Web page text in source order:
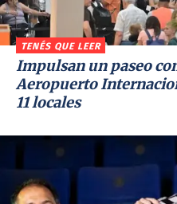
TENÉS QUE LEER
Impulsan un paseo
Aeropuerto
11 locales